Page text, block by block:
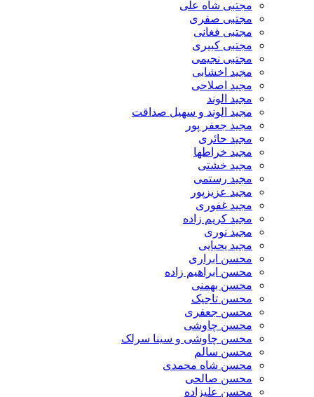
مجتبی شاه علی
مجتبی صفری
مجتبی فغانی
مجتبی کبیری
مجتبی نجیمی
مجید اخشابی
مجید اصلاحی
مجید الوند‎
مجید الوند و سهیل صداقت
مجید جعفر پور
مجید حائری
مجید خراطها
مجید خشتی
مجید رستمی
مجید عزیزپور
مجید غفوری
مجید کریم زاده
مجید نوری
مجید یحیایی
محسن ابراری
محسن ابراهیم زاده
محسن بهمنی
محسن تاجیک
محسن جعفری
محسن چاوشی
محسن چاوشی و سینا سرلک
محسن سالم
محسن شاه محمدی
محسن صالحی
محسن علیزاده